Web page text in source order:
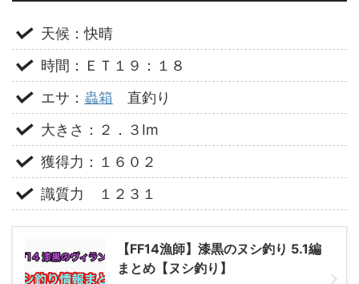
天候：快晴
時間：ＥＴ１９：１８
エサ： 蟲箱 直釣り
大きさ：２．３Im
獲得力：１６０２
識質力 １２３１
【FF14漁師】漆黒のヌシ釣り 5.1編
まとめ【ヌシ釣り】